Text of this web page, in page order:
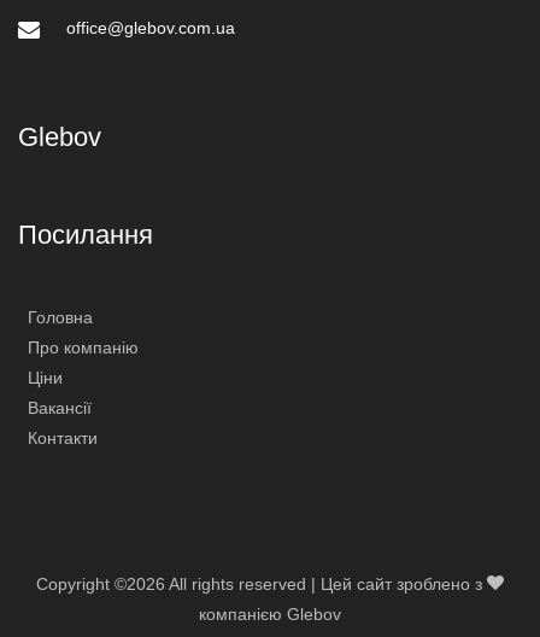
office@glebov.com.ua
Glebov
Посилання
Головна
Про компанію
Ціни
Вакансії
Контакти
Copyright ©2026 All rights reserved | Цей сайт зроблено з
компанією Glebov